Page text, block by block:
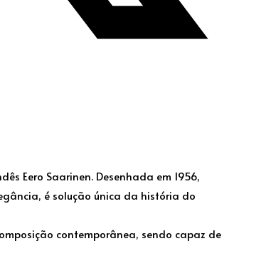
Eero Saarinen. Desenhada em 1956,
é solução única da história do
contemporânea, sendo capaz de